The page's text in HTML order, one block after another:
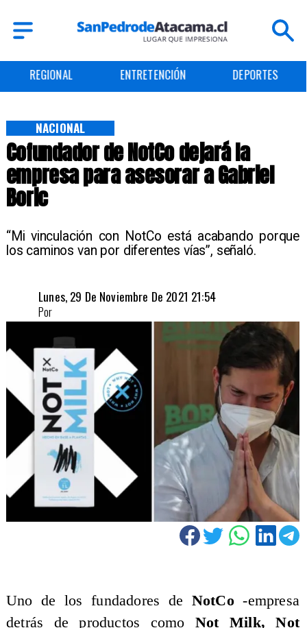
ENTRETENCIÓN DEPORTES CULTURA
Cofundador de NotCo dejará la
empresa para asesorar a Gabriel
Boric
“Mi vinculación con NotCo está acabando porque
los caminos van por diferentes vías”, señaló.
NACIONAL
Lunes, 29 De Noviembre De 2021 21:54
Por
Uno de los fundadores de NotCo-empresa
detrás de productos como Not Milk, Not